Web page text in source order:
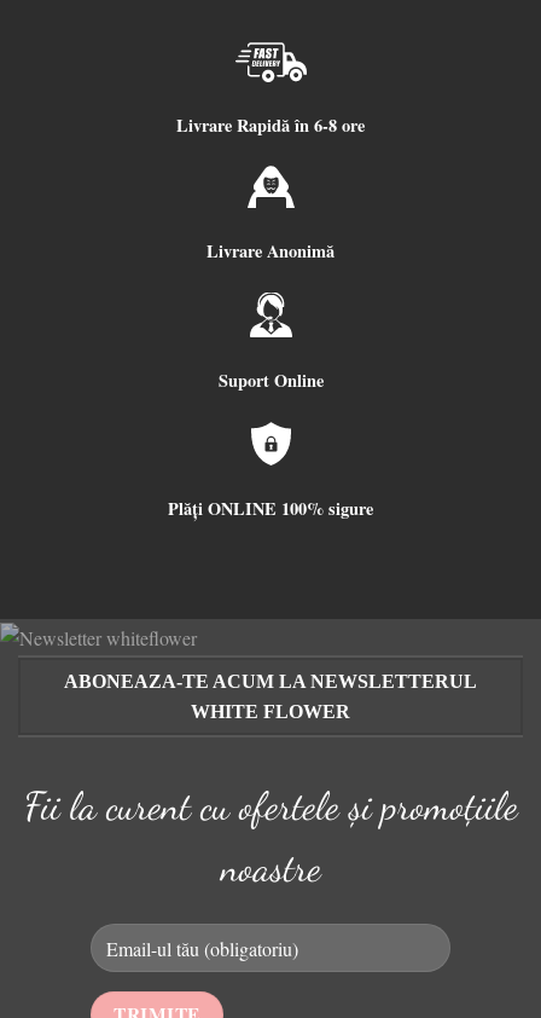
Livrare Rapidă în 6-8 ore
Livrare Anonimă
Suport Online
Plăți ONLINE 100% sigure
ABONEAZA-TE ACUM LA NEWSLETTERUL
WHITE FLOWER
Fii la curent cu ofertele și promoțiile
noastre